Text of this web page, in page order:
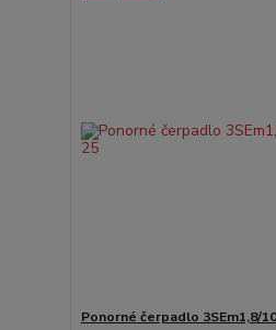
Ponorné čerpadlo 3SEm1,8/